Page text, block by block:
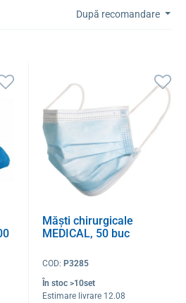
După recomandare
Măști chirurgicale
MEDICAL, 50 buc
COD:P3285
În stoc >10set
Estimare livrare 12.08